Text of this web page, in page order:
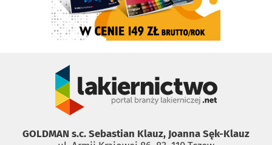
GOLDMAN s.c. Sebastian Klauz, Joanna Sęk-Klauz